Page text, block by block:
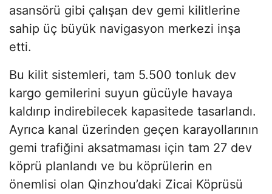
asansörü gibi çalışan dev gemi kilitlerine
sahip üç büyük navigasyon merkezi inşa
etti.
Bu kilit sistemleri, tam 5.500 tonluk dev
kargo gemilerini suyun gücüyle havaya
kaldırıp indirebilecek kapasitede tasarlandı.
Ayrıca kanal üzerinden geçen karayollarının
gemi trafiğini aksatmaması için tam 27 dev
köprü planlandı ve bu köprülerin en
önemlisi olan Qinzhou’daki Zicai Köprüsü